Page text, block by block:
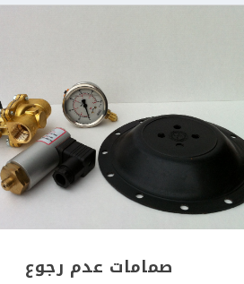
صمامات عدم رجوع